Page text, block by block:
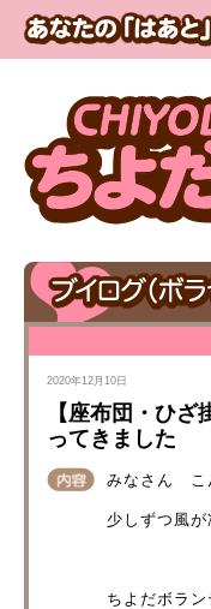
2020年12月10日
【座布団・ひ
ってきました
みなさん こ
少しずつ風が
ちよだボラ